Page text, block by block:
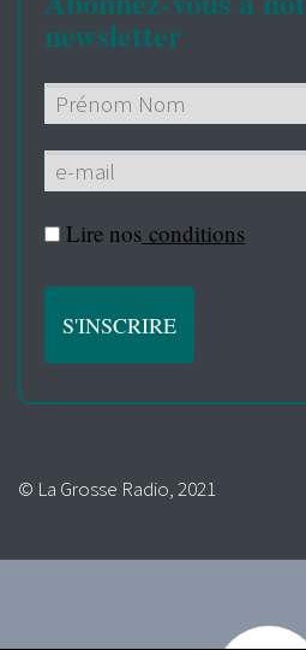
newsletter
Lire nos conditions
© La Grosse Radio, 2021